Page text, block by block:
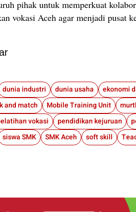
pihak untuk memperkuat
vokasi Aceh agar menjadi pusat
dunia industri dunia usaha
ekonomi
and match Mobile Training Unit
vokasi
pendidikan kejuruan
siswa SMK SMK Aceh soft skill